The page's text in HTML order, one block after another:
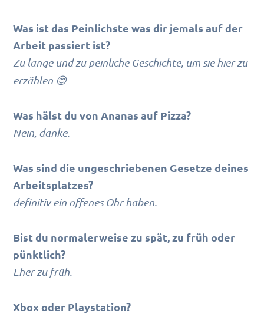
Was ist das Peinlichste was dir jemals auf der
Arbeit passiert ist?
Zu lange und zu peinliche Geschichte, um sie hier zu
erzählen 😊
Was hälst du von Ananas auf Pizza?
Nein, danke.
Was sind die ungeschriebenen Gesetze deines
Arbeitsplatzes?
definitiv ein offenes Ohr haben.
Bist du normalerweise zu spät, zu früh oder
pünktlich?
Eher zu früh.
Xbox oder Playstation?